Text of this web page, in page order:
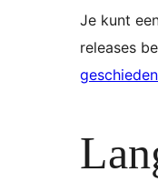
Je kunt
releases